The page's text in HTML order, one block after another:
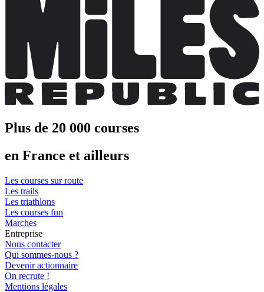
Plus de 20 000 courses
en France et ailleurs
Les courses sur route
Les trails
Les triathlons
Les courses fun
Marches
Entreprise
Nous contacter
Qui sommes-nous ?
Devenir actionnaire
On recrute !
Mentions légales